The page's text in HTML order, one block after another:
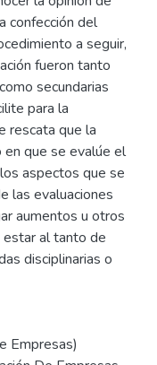
confección del
a seguir,
fueron tanto
secundarias
para la
rescata que la
que se evalúe el
aspectos que se
las evaluaciones
aumentos u otros
estar al tanto de
disciplinarias o
Empresas)